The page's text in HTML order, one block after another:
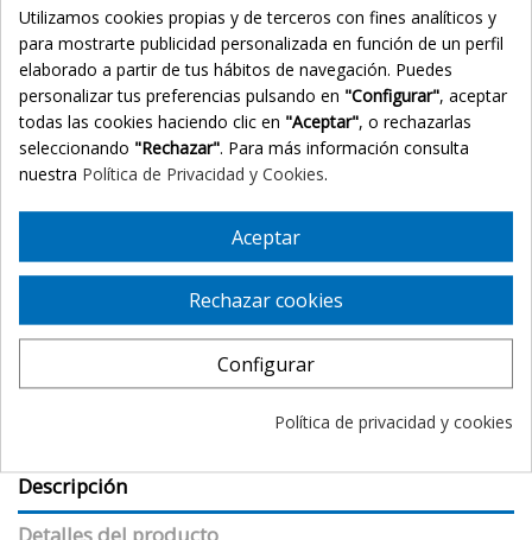
Ocean 24 Acero
Añadir al carrito
Descripción
Detalles del producto
Utilizamos cookies propias y de terceros con fines analíticos y
para mostrarte publicidad personalizada en función de un perfil
elaborado a partir de tus hábitos de navegación. Puedes
personalizar tus preferencias pulsando en "Configurar", aceptar
todas las cookies haciendo clic en "Aceptar", o rechazarlas
seleccionando "Rechazar". Para más información consulta
nuestra Política de Privacidad y Cookies.
Aceptar
Rechazar cookies
Configurar
Política de privacidad y cookies